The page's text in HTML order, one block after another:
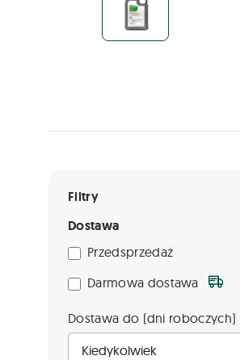
Filtry
Dostawa
Przedsprzedaż
Darmowa dostawa
Dostawa do (dni roboczych)